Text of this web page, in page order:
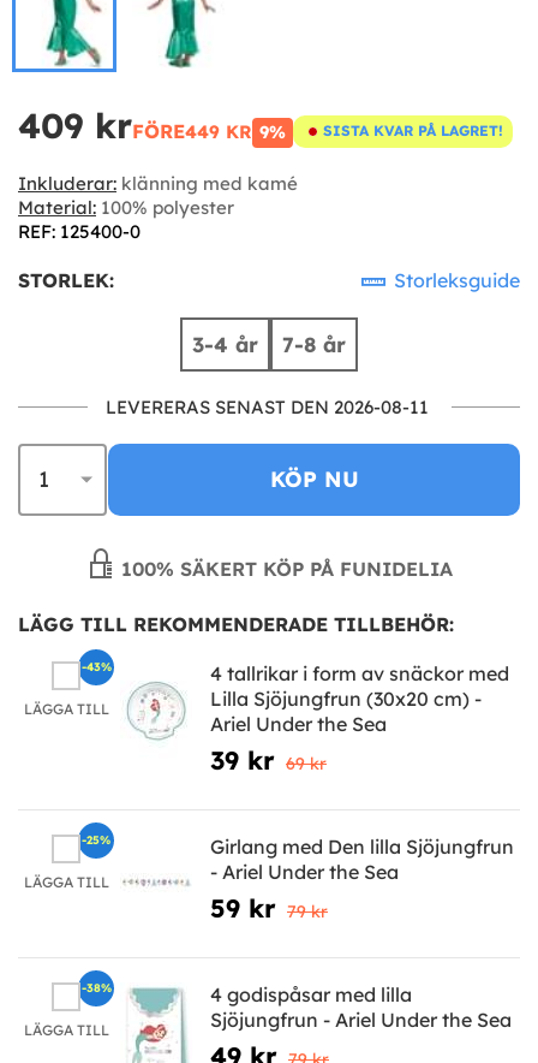
409 krFÖRE449 KR 9% SISTA KVAR PÅ LAGRET!
Inkluderar: klänning med kamé
Material: 100% polyester
REF: 125400-0
STORLEK: Storleksguide
3-4 år 7-8 år
LEVERERAS SENAST DEN 2026-08-11
KÖP NU
100% SÄKERT KÖP PÅ FUNIDELIA
LÄGG TILL REKOMMENDERADE TILLBEHÖR:
LÄGGA TILL
4 tallrikar i form av snäckor med
Lilla Sjöjungfrun (30x20 cm) -
Ariel Under the Sea
39 kr 69 kr
-43%
LÄGGA TILL
Girlang med Den lilla Sjöjungfrun
- Ariel Under the Sea
59 kr 79 kr
-25%
LÄGGA TILL
4 godispåsar med lilla
Sjöjungfrun - Ariel Under the Sea
49 kr
-38%